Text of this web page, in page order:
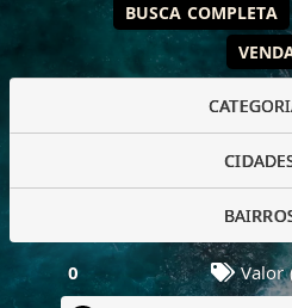
BUSCA COMPLETA
0 Valor